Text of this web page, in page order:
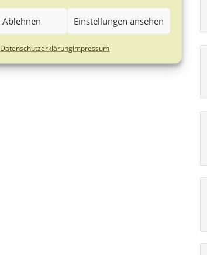
Ablehnen Einstellungen ansehen
DatenschutzerklärungImpressum